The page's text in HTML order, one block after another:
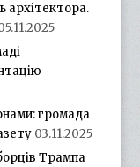
архітектора.
громада
03.11.2025
Трампа